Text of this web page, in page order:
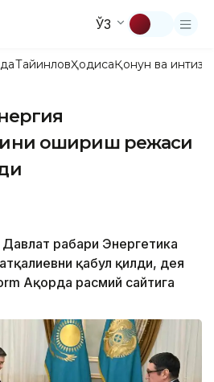
ЎЗ
ТайинловҲодисаҚонун ва
ошириш режаси
раҳбари Энергетика
қабул қилди, дея
Ақорда расмий сайтига